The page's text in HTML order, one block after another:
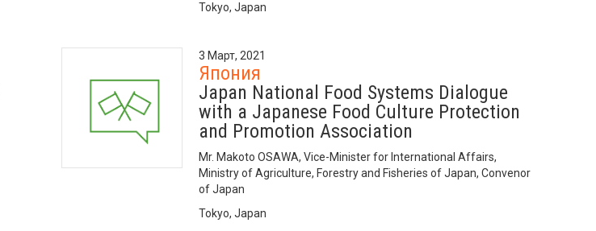
Tokyo, Japan
3 Март, 2021
Япония
Japan National Food Systems Dialogue
with a Japanese Food Culture Protection
and Promotion Association
Mr. Makoto OSAWA, Vice-Minister for International Affairs,
Ministry of Agriculture, Forestry and Fisheries of Japan, Convenor
of Japan
Tokyo, Japan